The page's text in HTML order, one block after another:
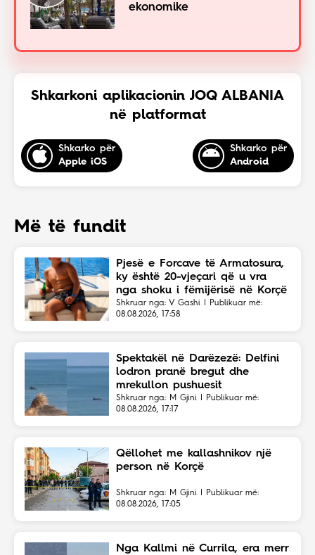
ekonomike
Shkarkoni aplikacionin JOQ ALBANIA
në platformat
Shkarko për
Apple iOS
Shkarko për
Android
Më të fundit
Pjesë e Forcave të Armatosura,
ky është 20-vjeçari që u vra
nga shoku i fëmijërisë në Korçë
Shkruar nga: V Gashi | Publikuar më:
08.08.2026, 17:58
Spektakël në Darëzezë: Delfini
lodron pranë bregut dhe
mrekullon pushuesit
Shkruar nga: M Gjini | Publikuar më:
08.08.2026, 17:17
Qëllohet me kallashnikov një
person në Korçë
Shkruar nga: M Gjini | Publikuar më:
08.08.2026, 17:05
Nga Kallmi në Currila, era merr